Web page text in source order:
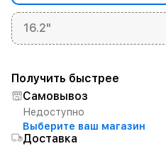
16.2"
Получить быстрее
Самовывоз
Недоступно
Выберите ваш магазин
Доставка